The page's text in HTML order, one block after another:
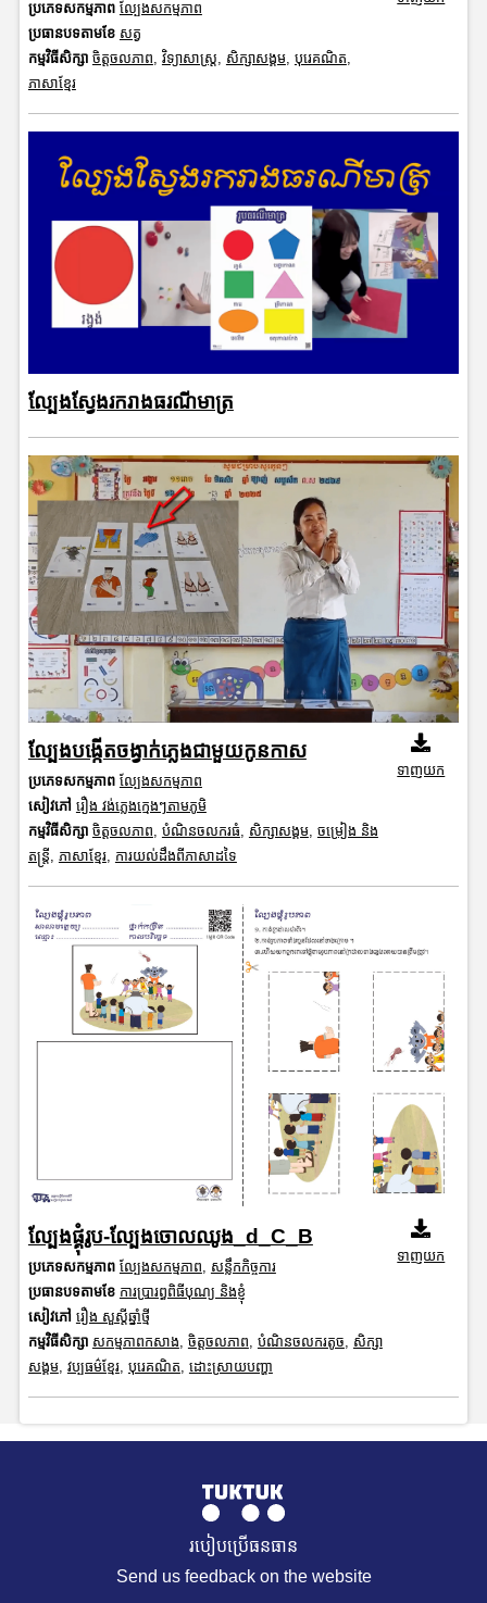
ប្រភេទសកម្មភាព ល្បែងសកម្មភាព
ប្រធានបទតាមខែ សត្វ
កម្មវិធីសិក្សា ចិត្តចលភាព, វិទ្យាសាស្រ្ត, សិក្សាសង្គម, បុរេគណិត,
ភាសាខ្មែរ
ល្បែងស្វែងរករាងធរណីមាត្រ
ល្បែងបង្កើតចង្វាក់ភ្លេងជាមួយកូនកាស
ប្រភេទសកម្មភាព ល្បែងសកម្មភាព
សៀវភៅ រឿង វង់ភ្លេងក្មេងៗតាមភូមិ
កម្មវិធីសិក្សា ចិត្តចលភាព, បំណិនចលករធំ, សិក្សាសង្គម, ចម្រៀង និង
តន្ត្រី, ភាសាខ្មែរ, ការយល់ដឹងពីភាសាដទៃ
ទាញយក
ល្បែងផ្គុំរូប-ល្បែងចោលឈូង_d_C_B
ប្រភេទសកម្មភាព ល្បែងសកម្មភាព, សន្លឹកកិច្ចការ
ប្រធានបទតាមខែ ការប្រារព្ធពិធីបុណ្យ និងខ្ញុំ
សៀវភៅ រឿង សួស្តីឆ្នាំថ្មី
កម្មវិធីសិក្សា សកម្មភាពកសាង, ចិត្តចលភាព, បំណិនចលករតូច, សិក្សា
សង្គម, វប្បធម៌ខ្មែរ, បុរេគណិត, ដោះស្រាយបញ្ហា
ទាញយក
របៀបប្រើធនធាន
Send us feedback on the website